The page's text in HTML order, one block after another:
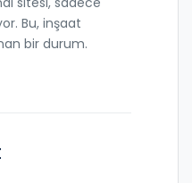
Bu, inşaat
bir durum.